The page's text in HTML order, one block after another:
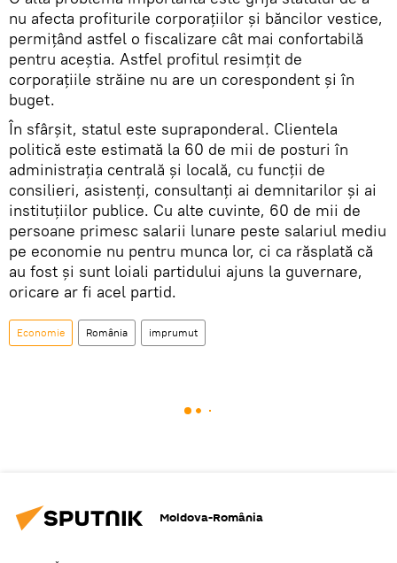
nu afecta profiturile corporațiilor și băncilor vestice,
permițând astfel o fiscalizare cât mai confortabilă
pentru aceștia. Astfel profitul resimțit de
corporațiile străine nu are un corespondent și în
buget.
În sfârșit, statul este supraponderal. Clientela
politică este estimată la 60 de mii de posturi în
administrația centrală și locală, cu funcții de
consilieri, asistenți, consultanți ai demnitarilor și ai
instituțiilor publice. Cu alte cuvinte, 60 de mii de
persoane primesc salarii lunare peste salariul mediu
pe economie nu pentru munca lor, ci ca răsplată că
au fost și sunt loiali partidului ajuns la guvernare,
oricare ar fi acel partid.
Economie România imprumut
Moldova-România